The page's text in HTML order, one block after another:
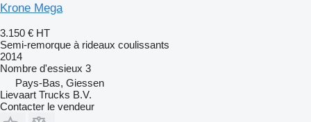
Krone Mega
3.150 € HT
Semi-remorque à rideaux coulissants
2014
Nombre d'essieux 3
Pays-Bas, Giessen
Lievaart Trucks B.V.
Contacter le vendeur